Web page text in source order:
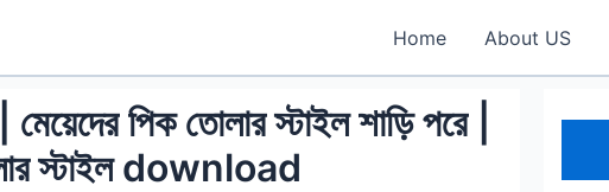
Home About US
পিক তোলার স্টাইল শাড়ি পরে |
স্টাইল download